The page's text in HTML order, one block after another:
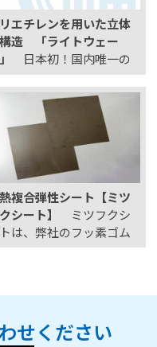
エチレンを用いた立体
造 「ライトウェー
日本初！国内唯一の
技術で製造しました軽
で頑丈な高反発クッショ
！ ■特長 「軽い」
水洗いが出来る」 「圧
的な通気性」 「へたり
くい」 お気軽にお問い合
ください。
複合弾性シート【ミツ
シート】
ミツフクシ
は、弊社のフッ素ゴム
ンジやフッ素樹脂スポ
長 用途例 製品サイズ/
せください